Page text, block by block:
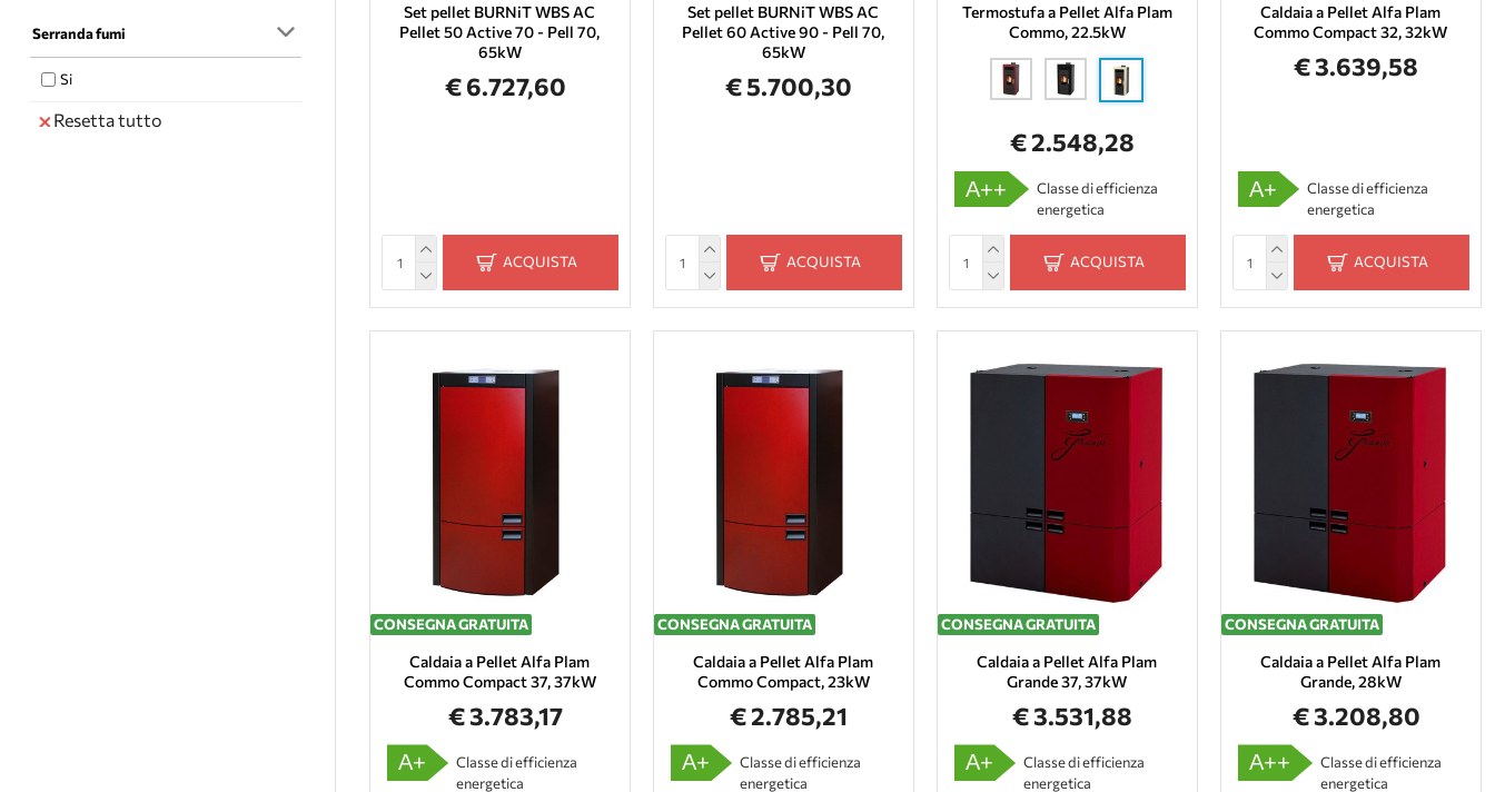
Serranda fumi
Si
Resetta tutto
Set pellet BURNiT WBS AC
Pellet 50 Active 70 - Pell 70,
65kW
€ 6.727,60
ACQUISTA
Set pellet BURNiT WBS AC
Pellet 60 Active 90 - Pell 70,
65kW
€ 5.700,30
ACQUISTA
Termostufa a Pellet Alfa Plam
Commo, 22.5kW
€ 2.548,28
A++
Classe di efficienza
energetica
ACQUISTA
Caldaia a Pellet Alfa Plam
Commo Compact 32, 32kW
€ 3.639,58
A+
Classe di efficienza
energetica
ACQUISTA
CONSEGNA GRATUITA
Caldaia a Pellet Alfa Plam
Commo Compact 37, 37kW
€ 3.783,17
A+
Classe di efficienza
energetica
CONSEGNA GRATUITA
Caldaia a Pellet Alfa Plam
Commo Compact, 23kW
€ 2.785,21
A+
Classe di efficienza
energetica
CONSEGNA GRATUITA
Caldaia a Pellet Alfa Plam
Grande 37, 37kW
€ 3.531,88
A+
Classe di efficienza
energetica
CONSEGNA GRATUITA
Caldaia a Pellet Alfa Plam
Grande, 28kW
€ 3.208,80
A++
Classe di efficienza
energetica